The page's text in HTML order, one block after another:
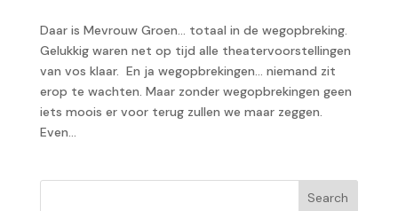
Daar is Mevrouw Groen… totaal in de wegopbreking.
Gelukkig waren net op tijd alle theatervoorstellingen
van vos klaar. En ja wegopbrekingen… niemand zit
erop te wachten. Maar zonder wegopbrekingen geen
iets moois er voor terug zullen we maar zeggen.
Even...
Search